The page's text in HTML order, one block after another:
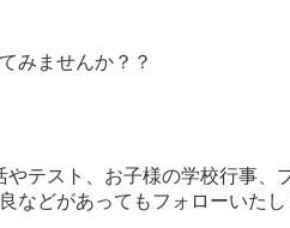
みませんか？？
テスト、お子様の学校行事
などがあってもフォローいたし